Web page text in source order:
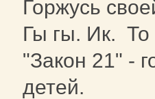
Горжусь
Гы гы. Ик. То
"Закон 21" -
детей.